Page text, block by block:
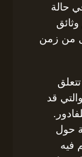
حالة
من زمن
قد
حول
فيه